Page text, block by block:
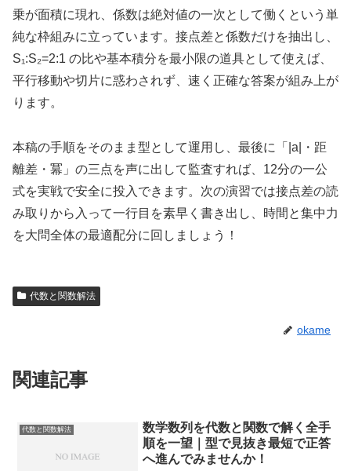
乗が面積に現れ、係数は絶対値の一次として働くという単
純な枠組みに立っています。接点差と係数だけを抽出し、
S₁:S₂=2:1 の比や基本積分を最小限の道具として使えば、
平行移動や切片に惑わされず、速く正確な答案が組み上が
ります。
本稿の手順をそのまま型として運用し、最後に「|a|・距
離差・冪」の三点を声に出して監査すれば、12分の一公
式を実戦で安全に投入できます。次の演習では接点差の読
み取りから入って一行目を素早く書き出し、時間と集中力
を大問全体の最適配分に回しましょう！
代数と関数解法
okame
関連記事
代数と関数解法
数学数列を代数と関数で解く全手
順を一望｜型で見抜き最短で正答
へ進んでみませんか！